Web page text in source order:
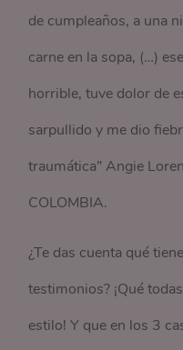
de cumpleaños, a una
carne en la sopa, (…)
horrible, tuve dolor de
sarpullido y me dio
traumática” Angie
COLOMBIA.
¿Te das cuenta qué
testimonios? ¡Qué
estilo! Y que en los 3